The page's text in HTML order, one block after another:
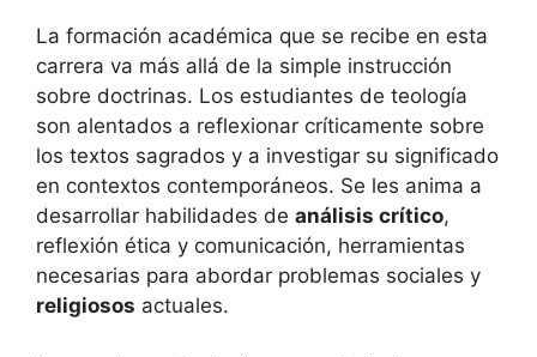
La formación académica que se recibe en esta
carrera va más allá de la simple instrucción
sobre doctrinas. Los estudiantes de teología
son alentados a reflexionar críticamente sobre
los textos sagrados y a investigar su significado
en contextos contemporáneos. Se les anima a
desarrollar habilidades de análisis crítico,
reflexión ética y comunicación, herramientas
necesarias para abordar problemas sociales y
religiosos actuales.